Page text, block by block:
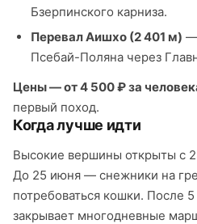
Бзерпинского карниза.
Перевал Аишхо (2 401 м) —
Псебай-Поляна через
Цены — от 4 500 ₽ за
первый поход.
Когда лучше идти
Высокие вершины открыты с
До 25 июня — снежники на
потребоваться кошки. После
закрывает многодневные